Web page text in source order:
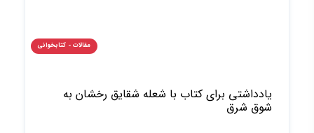
مقالات - کتابخوانی
یادداشتی برای کتاب با شعله شقایق رخشان به
شوق شرق